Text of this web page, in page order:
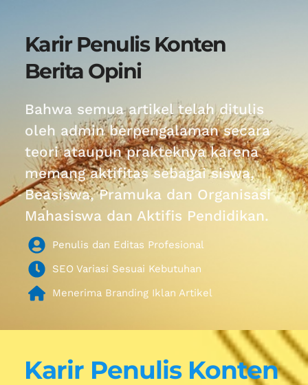
Karir Penulis Konten
Berita Opini
Bahwa semua artikel telah ditulis
oleh admin berpengalaman secara
teori ataupun prakteknya karena
memang aktifitas sebagai siswa,
Beasiswa, Pramuka dan Organisasi
Mahasiswa dan Aktifis Pendidikan.
Penulis dan Editas Profesional
SEO Variasi Sesuai Kebutuhan
Menerima Branding Iklan Artikel
Karir Penulis Konten